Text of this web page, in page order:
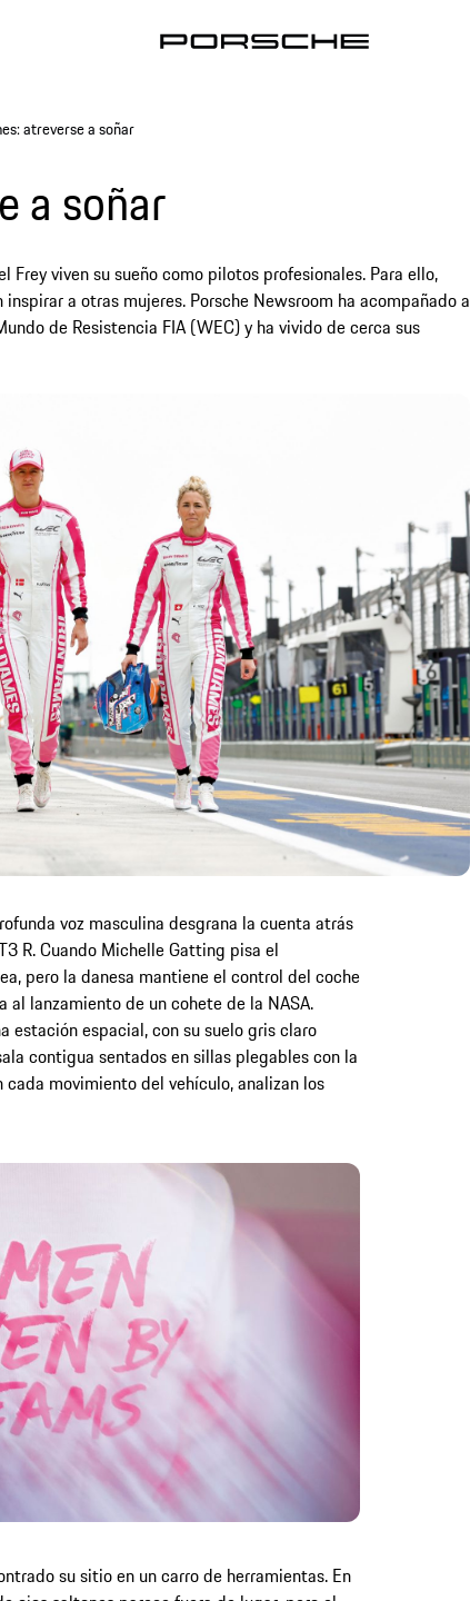
atreverse a soñar
a soñar
viven su sueño como pilotos profesionales. Para ello,
a otras mujeres. Porsche Newsroom ha acompañado a
de Resistencia FIA (WEC) y ha vivido de cerca sus
voz masculina desgrana la cuenta atrás
R. Cuando Michelle Gatting pisa el
pero la danesa mantiene el control del coche
al lanzamiento de un cohete de la NASA.
estación espacial, con su suelo gris claro
contigua sentados en sillas plegables con la
movimiento del vehículo, analizan los
su sitio en un carro de herramientas. En